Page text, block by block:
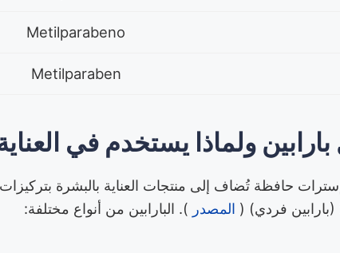
Metilparabeno
Metilparaben
ولماذا يستخدم في
المصدر ). البارابين من أنواع مختلفة: